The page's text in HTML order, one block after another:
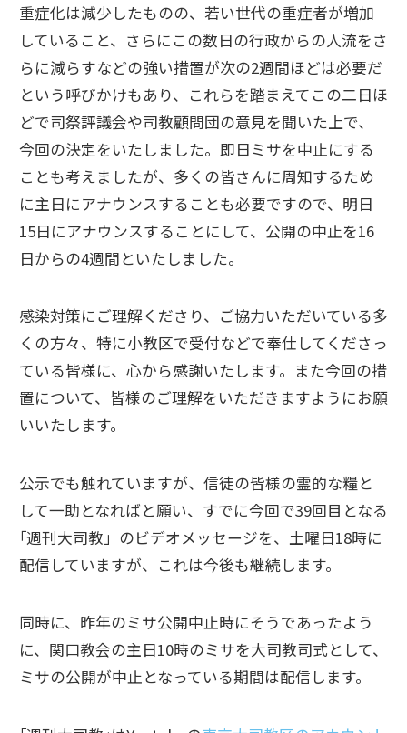
重症化は減少したものの、若い世代の重症者が増加
していること、さらにこの数日の行政からの人流をさ
らに減らすなどの強い措置が次の2週間ほどは必要だ
という呼びかけもあり、これらを踏まえてこの二日ほ
どで司祭評議会や司教顧問団の意見を聞いた上で、
今回の決定をいたしました。即日ミサを中止にする
ことも考えましたが、多くの皆さんに周知するため
に主日にアナウンスすることも必要ですので、明日
15日にアナウンスすることにして、公開の中止を16
日からの4週間といたしました。
感染対策にご理解くださり、ご協力いただいている多
くの方々、特に小教区で受付などで奉仕してくださっ
ている皆様に、心から感謝いたします。また今回の措
置について、皆様のご理解をいただきますようにお願
いいたします。
公示でも触れていますが、信徒の皆様の霊的な糧と
して一助となればと願い、すでに今回で39回目となる
｢週刊大司教」のビデオメッセージを、土曜日18時に
配信していますが、これは今後も継続します。
同時に、昨年のミサ公開中止時にそうであったよう
に、関口教会の主日10時のミサを大司教司式として、
ミサの公開が中止となっている期間は配信します。